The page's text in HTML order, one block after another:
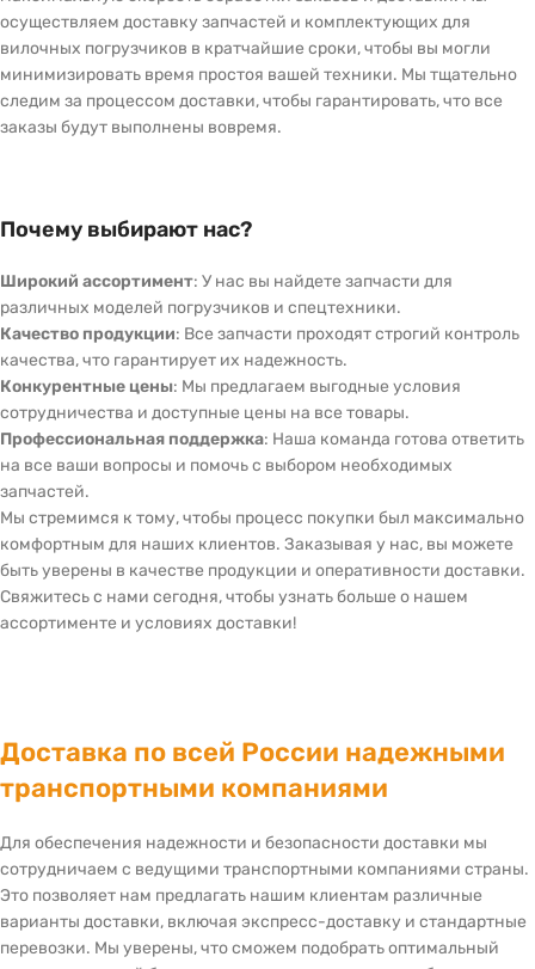
осуществляем доставку запчастей и комплектующих для
вилочных погрузчиков в кратчайшие сроки, чтобы вы могли
минимизировать время простоя вашей техники. Мы тщательно
следим за процессом доставки, чтобы гарантировать, что все
заказы будут выполнены вовремя.
Почему выбирают нас?
Широкий ассортимент: У нас вы найдете запчасти для
различных моделей погрузчиков и спецтехники.
Качество продукции: Все запчасти проходят строгий контроль
качества, что гарантирует их надежность.
Конкурентные цены: Мы предлагаем выгодные условия
сотрудничества и доступные цены на все товары.
Профессиональная поддержка: Наша команда готова ответить
на все ваши вопросы и помочь с выбором необходимых
запчастей.
Мы стремимся к тому, чтобы процесс покупки был максимально
комфортным для наших клиентов. Заказывая у нас, вы можете
быть уверены в качестве продукции и оперативности доставки.
Свяжитесь с нами сегодня, чтобы узнать больше о нашем
ассортименте и условиях доставки!
Доставка по всей России надежными
транспортными компаниями
Для обеспечения надежности и безопасности доставки мы
сотрудничаем с ведущими транспортными компаниями страны.
Это позволяет нам предлагать нашим клиентам различные
варианты доставки, включая экспресс-доставку и стандартные
перевозки. Мы уверены, что сможем подобрать оптимальный